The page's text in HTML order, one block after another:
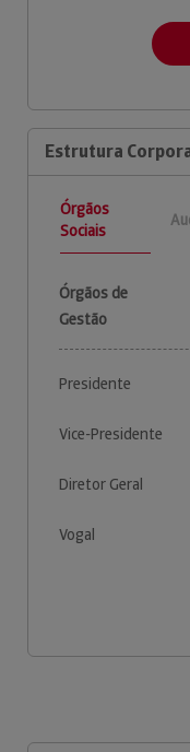
Estrutura
Órgãos
Sociais
Órgãos de
Gestão
Presidente
Vice-Presidente
Diretor Geral
Vogal